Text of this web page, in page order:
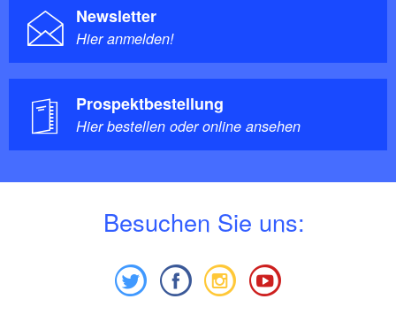
Newsletter
Hier anmelden!
Prospektbestellung
Hier bestellen oder online ansehen
Besuchen Sie uns: